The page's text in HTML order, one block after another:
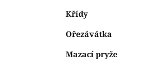
Křídy
Ořezávátka
Mazací pryže